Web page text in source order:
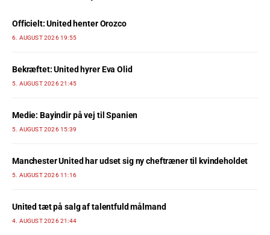
Officielt: United henter Orozco
6. AUGUST 2026 19:55
Bekræftet: United hyrer Eva Olid
5. AUGUST 2026 21:45
Medie: Bayindir på vej til Spanien
5. AUGUST 2026 15:39
Manchester United har udset sig ny cheftræner til kvindeholdet
5. AUGUST 2026 11:16
United tæt på salg af talentfuld målmand
4. AUGUST 2026 21:44